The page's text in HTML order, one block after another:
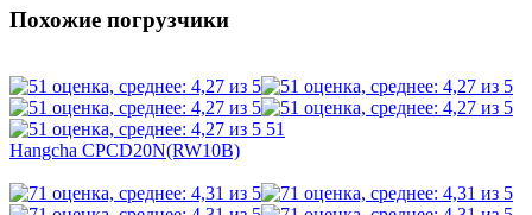
Похожие погрузчики
51
Hangcha CPCD20N(RW10B)